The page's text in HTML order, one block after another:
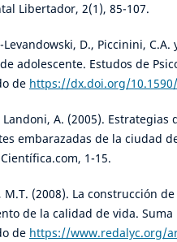
Libertador, 2(1), 85-107.
D., Piccinini, C.A.
adolescente. Estudos de
de https://dx.doi.org/10.1590/
Landoni, A. (2005).
embarazadas de la ciudad
1-15.
M.T. (2008). La construcción
de la calidad de vida. Suma
de https://www.redalyc.org/